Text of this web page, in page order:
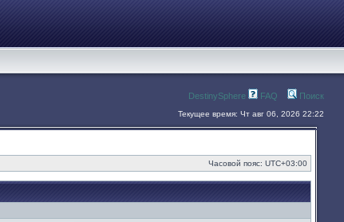
DestinySphere FAQ Поиск
Текущее время: Чт авг 06, 2026 22:22
Часовой пояс: UTC+03:00